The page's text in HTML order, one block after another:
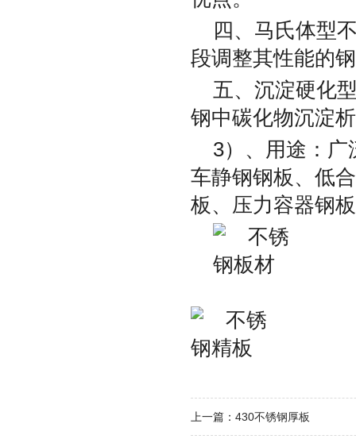
四、马氏体型
段调整其性能的
五、沉淀硬化
钢中碳化物沉淀
3）、用途：广
车静钢钢板、低
板、压力容器钢
上一篇： 430不锈钢厚板